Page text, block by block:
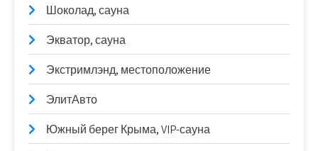
Шоколад, сауна
Экватор, сауна
Экстримлэнд, местоположение
ЭлитАвто
Южный берег Крыма, VIP-сауна